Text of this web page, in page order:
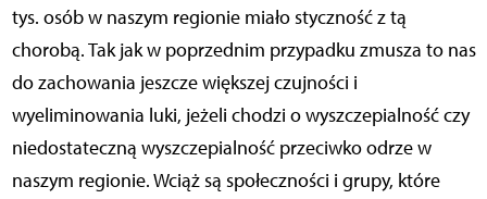
tys. osób w naszym regionie miało styczność z tą
chorobą. Tak jak w poprzednim przypadku zmusza to nas
do zachowania jeszcze większej czujności i
wyeliminowania luki, jeżeli chodzi o wyszczepialność czy
niedostateczną wyszczepialność przeciwko odrze w
naszym regionie. Wciąż są społeczności i grupy, które